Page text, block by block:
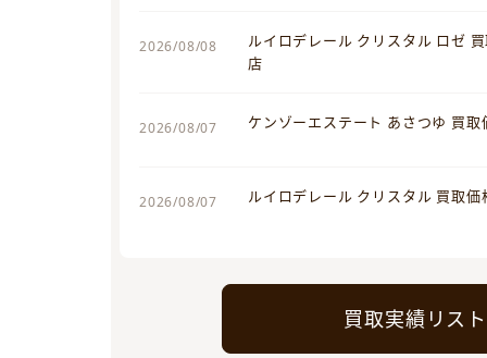
2026/08/08
ルイロデレール クリスタル ロゼ
店
2026/08/07 ケンゾーエステート あさつゆ 買
2026/08/07 ルイロデレール クリスタル 買取
買取実績リスト